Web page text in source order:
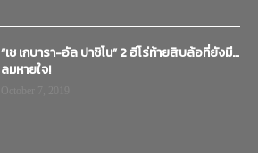
“เช เกบารา-อัล ปาชิโน” 2 ฮีโร่ท้ายสิบล้อที่ยังมี…
ลมหายใจ!